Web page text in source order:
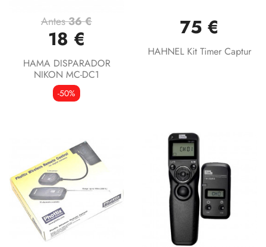
Antes36 €
18 €
HAMA DISPARADOR
NIKON MC-DC1
-50%
75 €
HAHNEL Kit Timer Captur